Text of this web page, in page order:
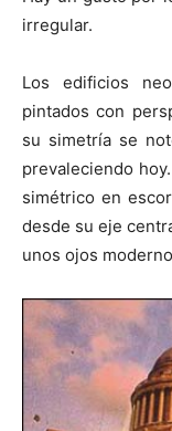
irregular.
Los edificios
pintados con
su simetría se
prevaleciendo
simétrico en
desde su eje
unos ojos